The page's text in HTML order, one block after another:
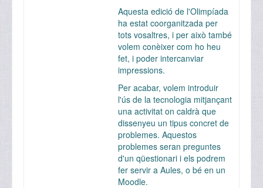
Aquesta edició de l'Olimpíada
ha estat coorganitzada per
tots vosaltres, i per això també
volem conèixer com ho heu
fet, i poder intercanviar
impressions.
Per acabar, volem introduir
l'ús de la tecnologia mitjançant
una activitat on caldrà que
dissenyeu un tipus concret de
problemes. Aquestos
problemes seran preguntes
d'un qüestionari i els podrem
fer servir a Aules, o bé en un
Moodle.